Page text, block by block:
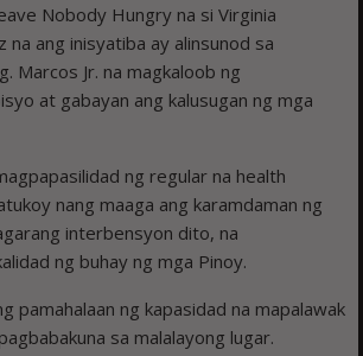
Nobody Hungry na si Virginia
na ang inisyatiba ay alinsunod sa
Marcos Jr. na magkaloob ng
at gabayan ang kalusugan ng mga
ng regular na health
nang maaga ang karamdaman ng
interbensyon dito, na
ng buhay ng mga Pinoy.
pamahalaan ng kapasidad na mapalawak
sa malalayong lugar.